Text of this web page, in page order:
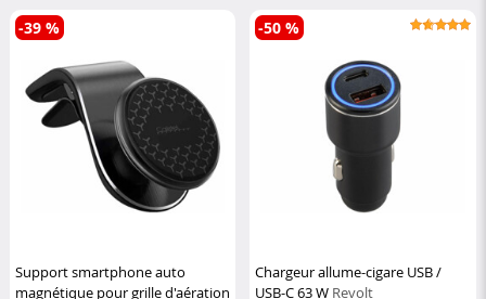
trempé...
& iPho...
Support smartphone auto
magnétique pour grille d'aération
-39 %
Chargeur allume-cigare USB /
USB-C 63 W Revolt
-50 %